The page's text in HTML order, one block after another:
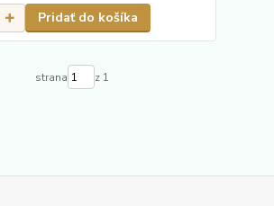
Pridať do košíka
strana z 1